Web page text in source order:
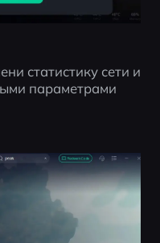
статистику сети и
параметрами